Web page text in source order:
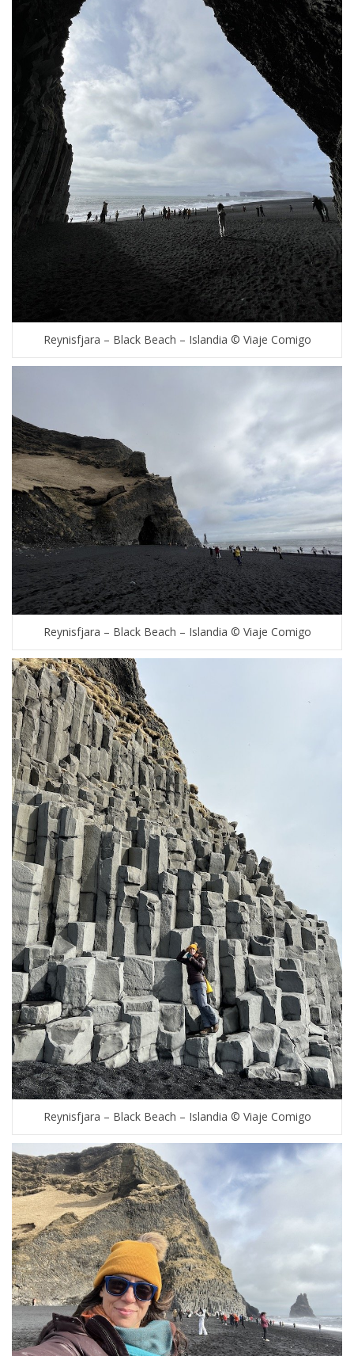
Reynisfjara – Black Beach – Islandia © Viaje Comigo
Reynisfjara – Black Beach – Islandia © Viaje Comigo
Reynisfjara – Black Beach – Islandia © Viaje Comigo